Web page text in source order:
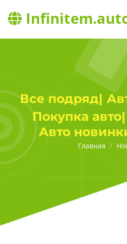
Все подряд|
Покупка авто|
Авто
Главная